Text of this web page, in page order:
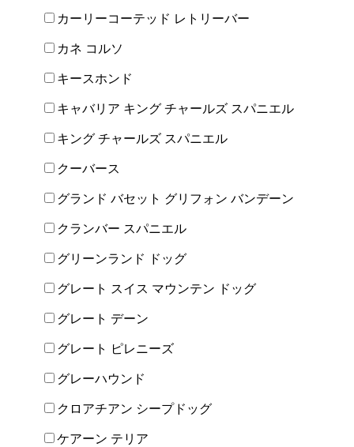
カーリーコーテッド レトリーバー
カネ コルソ
キースホンド
キャバリア キング チャールズ スパニエル
キング チャールズ スパニエル
クーバース
グランド バセット グリフォン バンデーン
クランバー スパニエル
グリーンランド ドッグ
グレート スイス マウンテン ドッグ
グレート デーン
グレート ピレニーズ
グレーハウンド
クロアチアン シープドッグ
ケアーン テリア